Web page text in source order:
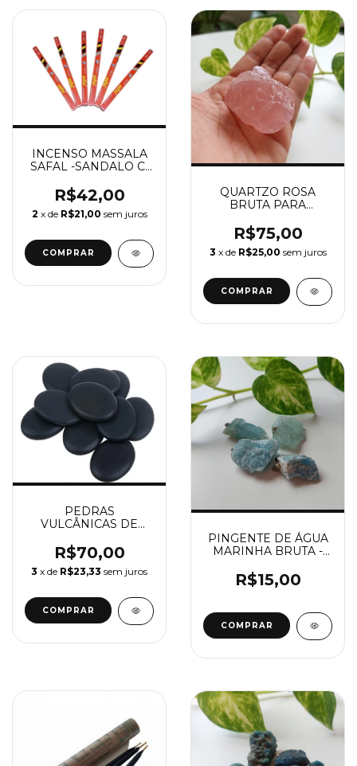
INCENSO MASSALA
SAFAL -SANDALO C/
R$42,00
2 x de R$21,00 sem juros
QUARTZO ROSA
BRUTA PARA
R$75,00
3 x de R$25,00 sem juros
PEDRAS
VULCÂNICAS DE
MASSAGENS - KIT
COM 07 UNIDADES
R$70,00
3 x de R$23,33 sem juros
PINGENTE DE ÁGUA
MARINHA BRUTA -
ANSIEDADE
R$15,00